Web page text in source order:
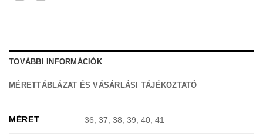
TOVÁBBI INFORMÁCIÓK
MÉRETTÁBLÁZAT ÉS VÁSÁRLÁSI TÁJÉKOZTATÓ
MÉRET 36, 37, 38, 39, 40, 41